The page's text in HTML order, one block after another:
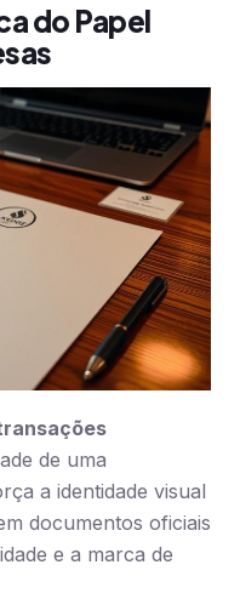
do Papel
de uma
a identidade visual
documentos oficiais
e a marca de